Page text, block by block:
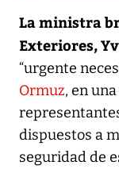
La ministra
Exteriores,
“urgente
Ormuz, en
dispuestos a
seguridad de